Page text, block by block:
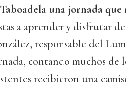
una jornada que
a aprender y disfrutar
responsable del
contando muchos de
recibieron una